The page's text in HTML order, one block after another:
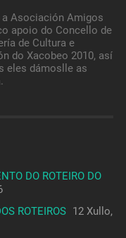
Asociación Amigos
apoio do Concello de
de Cultura e
do Xacobeo 2010, así
eles dámoslle as
DO ROTEIRO DO
ROTEIROS 12 Xullo,